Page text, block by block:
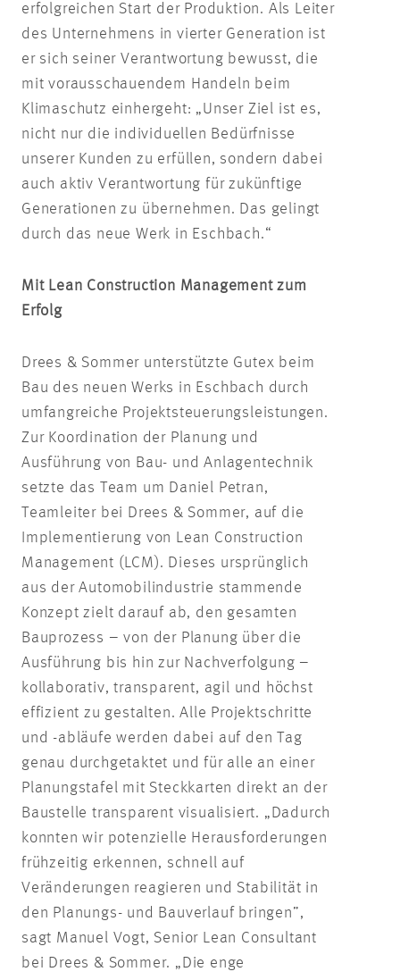
erfolgreichen Start der Produktion. Als Leiter
des Unternehmens in vierter Generation ist
er sich seiner Verantwortung bewusst, die
mit vorausschauendem Handeln beim
Klimaschutz einhergeht: „Unser Ziel ist es,
nicht nur die individuellen Bedürfnisse
unserer Kunden zu erfüllen, sondern dabei
auch aktiv Verantwortung für zukünftige
Generationen zu übernehmen. Das gelingt
durch das neue Werk in Eschbach.“
Mit Lean Construction Management zum
Erfolg
Drees & Sommer unterstützte Gutex beim
Bau des neuen Werks in Eschbach durch
umfangreiche Projektsteuerungsleistungen.
Zur Koordination der Planung und
Ausführung von Bau- und Anlagentechnik
setzte das Team um Daniel Petran,
Teamleiter bei Drees & Sommer, auf die
Implementierung von Lean Construction
Management (LCM). Dieses ursprünglich
aus der Automobilindustrie stammende
Konzept zielt darauf ab, den gesamten
Bauprozess – von der Planung über die
Ausführung bis hin zur Nachverfolgung –
kollaborativ, transparent, agil und höchst
effizient zu gestalten. Alle Projektschritte
und -abläufe werden dabei auf den Tag
genau durchgetaktet und für alle an einer
Planungstafel mit Steckkarten direkt an der
Baustelle transparent visualisiert. „Dadurch
konnten wir potenzielle Herausforderungen
frühzeitig erkennen, schnell auf
Veränderungen reagieren und Stabilität in
den Planungs- und Bauverlauf bringen”,
sagt Manuel Vogt, Senior Lean Consultant
bei Drees & Sommer. „Die enge